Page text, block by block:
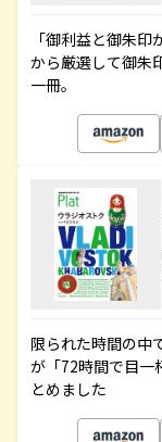
「御利益と御朱
から厳選して御朱
一冊。
限られた時間の中
が「72時間で目一
とめました